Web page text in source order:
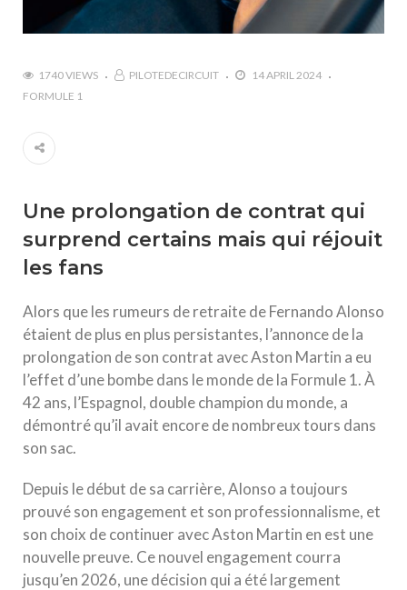
1740 VIEWS PILOTEDECIRCUIT
14 APRIL 2024
FORMULE 1
Une prolongation de contrat qui
surprend certains mais qui réjouit
les fans
Alors que les rumeurs de retraite de Fernando Alonso
étaient de plus en plus persistantes, l’annonce de la
prolongation de son contrat avec Aston Martin a eu
l’effet d’une bombe dans le monde de la Formule 1. À
42 ans, l’Espagnol, double champion du monde, a
démontré qu’il avait encore de nombreux tours dans
son sac.
Depuis le début de sa carrière, Alonso a toujours
prouvé son engagement et son professionnalisme, et
son choix de continuer avec Aston Martin en est une
nouvelle preuve. Ce nouvel engagement courra
jusqu’en 2026, une décision qui a été largement